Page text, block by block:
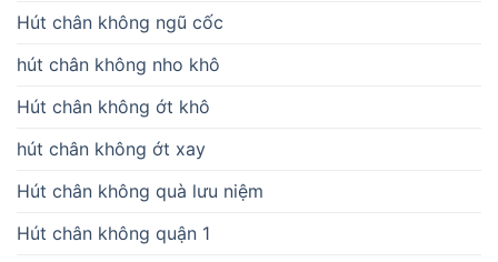
Hút chân không ngũ cốc
hút chân không nho khô
Hút chân không ớt khô
hút chân không ớt xay
Hút chân không quà lưu niệm
Hút chân không quận 1